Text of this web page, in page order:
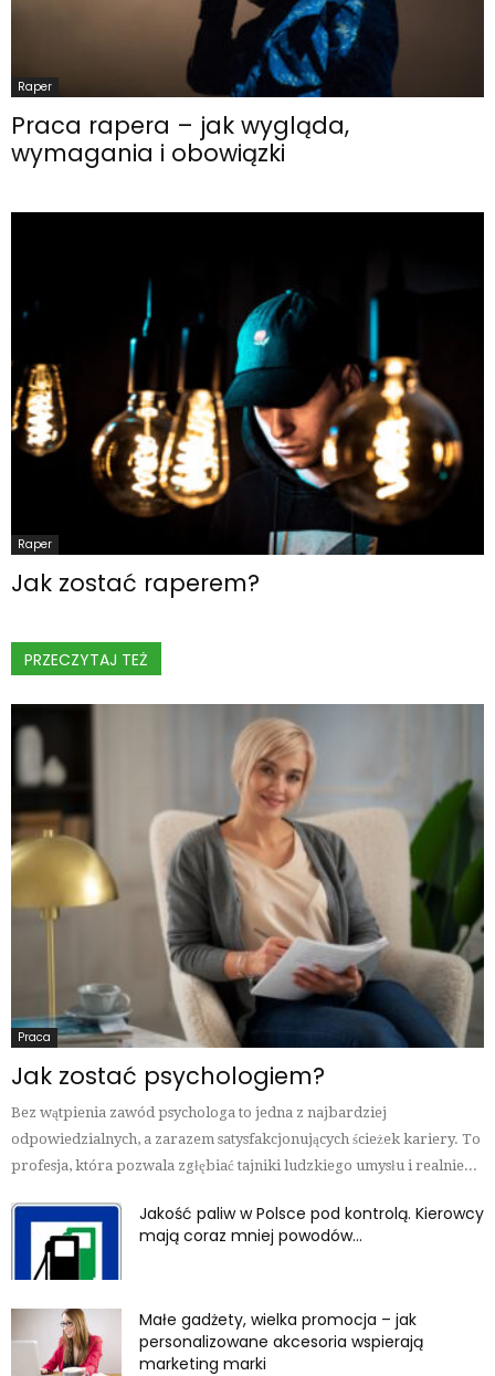
Raper
Praca rapera – jak wygląda,
wymagania i obowiązki
Raper
Jak zostać raperem?
PRZECZYTAJ TEŻ
Praca
Jak zostać psychologiem?
Bez wątpienia zawód psychologa to jedna z najbardziej
odpowiedzialnych, a zarazem satysfakcjonujących ścieżek kariery. To
profesja, która pozwala zgłębiać tajniki ludzkiego umysłu i realnie...
Jakość paliw w Polsce pod kontrolą. Kierowcy
mają coraz mniej powodów...
Małe gadżety, wielka promocja – jak
personalizowane akcesoria wspierają
marketing marki